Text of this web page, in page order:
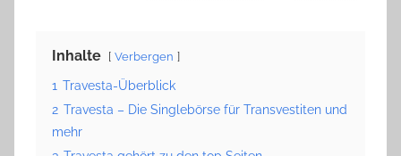
Inhalte Verbergen
1 Travesta-Überblick
2 Travesta – Die Singlebörse für Transvestiten und
mehr